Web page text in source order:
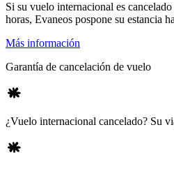
Si su vuelo internacional es
horas, Evaneos pospone su estancia
Más información
Garantía de cancelación de vuelo
¿Vuelo internacional cancelado? Su